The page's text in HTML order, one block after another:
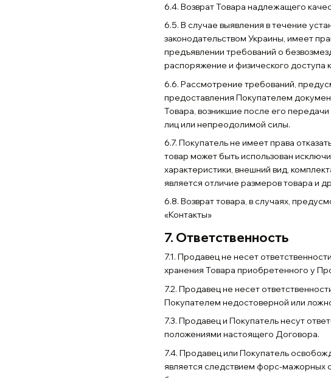
6.4. Возврат Товара надлежащего
6.5. В случае выявления в течение
законодательством Украины, имеет
предъявлении требований о
распоряжение и физического доступа
6.6. Рассмотрение требований,
предоставления Покупателем
Товара, возникшие после его
лиц или непреодолимой силы.
6.7. Покупатель не имеет права
товар может быть использован
характеристики, внешний вид,
является отличие размеров товара и
6.8. Возврат товара, в случаях,
«Контакты»
7. Ответственность
7.1. Продавец не несет
хранения Товара приобретенного у
7.2. Продавец не несет
Покупателем недостоверной или
7.3. Продавец и Покупатель несут
положениями настоящего Договора.
7.4. Продавец или Покупатель
является следствием форс-мажорных